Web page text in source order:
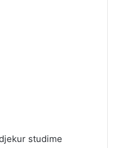
studime